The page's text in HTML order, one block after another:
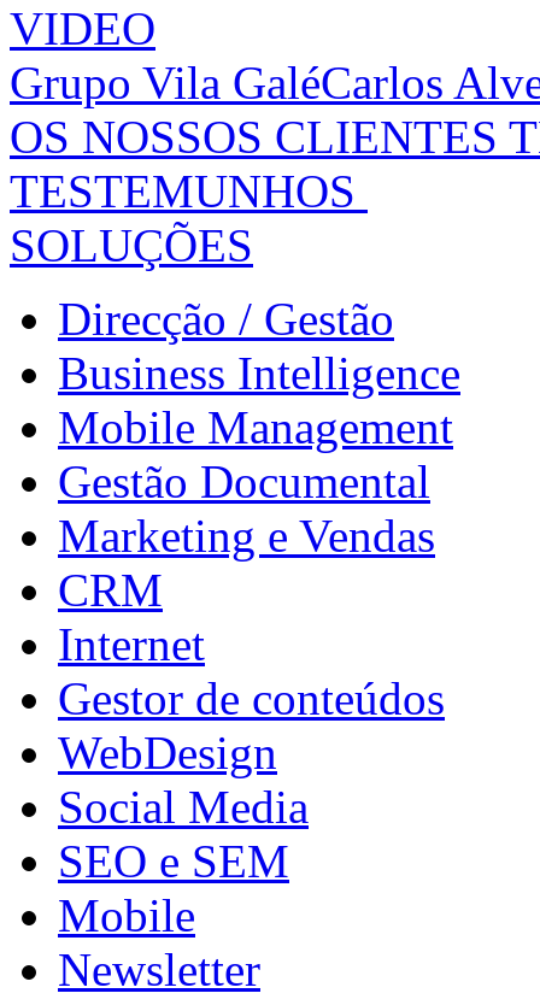
VIDEO
Grupo Vila GaléCarlos
OS NOSSOS CLIENTES
TESTEMUNHOS
SOLUÇÕES
Direcção / Gestão
Business Intelligence
Mobile Management
Gestão Documental
Marketing e Vendas
CRM
Internet
Gestor de conteúdos
WebDesign
Social Media
SEO e SEM
Mobile
Newsletter